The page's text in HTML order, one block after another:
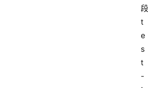
段
t
e
s
t
-